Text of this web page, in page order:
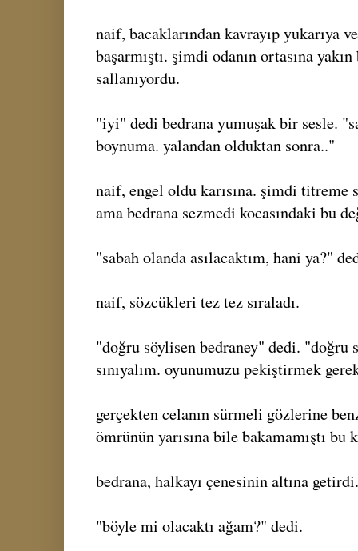
naif, bacaklarından kavrayıp yukarıya
başarmıştı. şimdi odanın ortasına
sallanıyordu.
"iyi" dedi bedrana yumuşak bir sesle.
boynuma. yalandan olduktan sonra.."
naif, engel oldu karısına. şimdi titreme
ama bedrana sezmedi kocasındaki bu
"sabah olanda asılacaktım, hani ya?"
naif, sözcükleri tez tez sıraladı.
"doğru söylisen bedraney" dedi. "doğru
sınıyalım. oyunumuzu pekiştirmek
gerçekten celanın sürmeli gözlerine
ömrünün yarısına bile bakamamıştı bu
bedrana, halkayı çenesinin altına getirdi.
"böyle mi olacaktı ağam?" dedi.